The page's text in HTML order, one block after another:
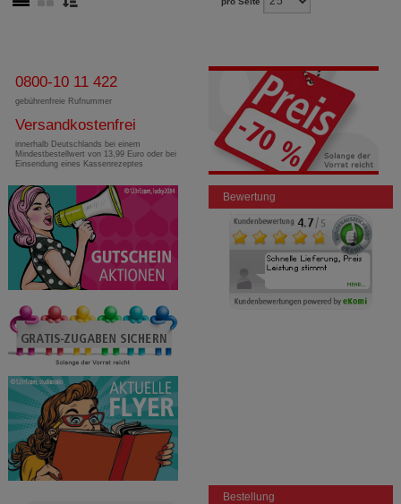
0800-10 11 422
gebührenfreie Rufnummer
Versandkostenfrei
innerhalb Deutschlands bei einem
Mindestbestellwert von 13,99 Euro oder bei
Einsendung eines Kassenrezeptes
Bewertung
Bestellung